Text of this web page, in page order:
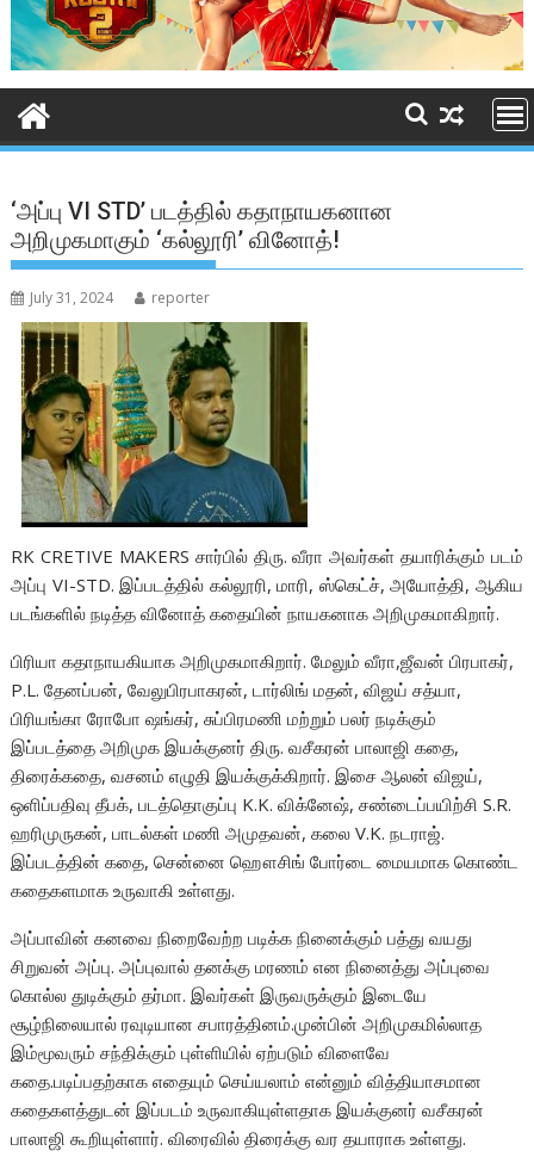
‘அப்பு VI STD’ படத்தில் கதாநாயகனான
அறிமுகமாகும் ‘கல்லூரி’ வினோத்!
July 31, 2024 reporter
RK CRETIVE MAKERS சார்பில் திரு. வீரா அவர்கள் தயாரிக்கும் படம்
அப்பு VI-STD. இப்படத்தில் கல்லூரி, மாரி, ஸ்கெட்ச், அயோத்தி, ஆகிய
படங்களில் நடித்த வினோத் கதையின் நாயகனாக அறிமுகமாகிறார்.
பிரியா கதாநாயகியாக அறிமுகமாகிறார். மேலும் வீரா,ஜீவன் பிரபாகர்,
P.L. தேனப்பன், வேலுபிரபாகரன், டார்லிங் மதன், விஜய் சத்யா,
பிரியங்கா ரோபோ ஷங்கர், சுப்பிரமணி மற்றும் பலர் நடிக்கும்
இப்படத்தை அறிமுக இயக்குனர் திரு. வசீகரன் பாலாஜி கதை,
திரைக்கதை, வசனம் எழுதி இயக்குக்கிறார். இசை ஆலன் விஜய்,
ஒளிப்பதிவு தீபக், படத்தொகுப்பு K.K. விக்னேஷ், சண்டைப்பயிற்சி S.R.
ஹரிமுருகன், பாடல்கள் மணி அமுதவன், கலை V.K. நடராஜ்.
இப்படத்தின் கதை, சென்னை ஹௌசிங் போர்டை மையமாக கொண்ட
கதைகளமாக உருவாகி உள்ளது.
அப்பாவின் கனவை நிறைவேற்ற படிக்க நினைக்கும் பத்து வயது
சிறுவன் அப்பு. அப்புவால் தனக்கு மரணம் என நினைத்து அப்புவை
கொல்ல துடிக்கும் தர்மா. இவர்கள் இருவருக்கும் இடையே
சூழ்நிலையால் ரவுடியான சபாரத்தினம்.முன்பின் அறிமுகமில்லாத
இம்மூவரும் சந்திக்கும் புள்ளியில் ஏற்படும் விளைவே
கதை.படிப்பதற்காக எதையும் செய்யலாம் என்னும் வித்தியாசமான
கதைகளத்துடன் இப்படம் உருவாகியுள்ளதாக இயக்குனர் வசீகரன்
பாலாஜி கூறியுள்ளார். விரைவில் திரைக்கு வர தயாராக உள்ளது.